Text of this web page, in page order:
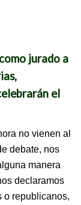
jurado a
el
no vienen al
debate, nos
manera
declaramos
o republicanos,